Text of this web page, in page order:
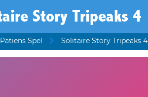
Story Tripeaks 4
Patiens Spel Solitaire Story Tripeaks 4